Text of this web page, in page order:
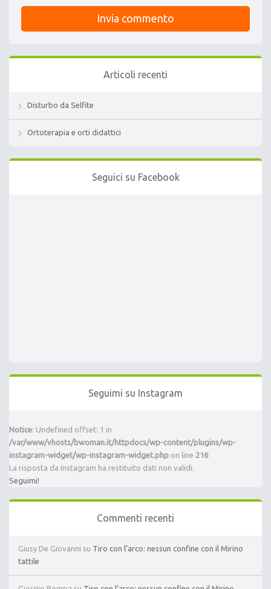
Articoli recenti
Disturbo da Selfite
Ortoterapia e orti didattici
Seguici su Facebook
Seguimi su Instagram
Notice: Undefined offset: 1 in
/var/www/vhosts/bwoman.it/httpdocs/wp-content/plugins/wp-
instagram-widget/wp-instagram-widget.php on line 216
La risposta da Instagram ha restituito dati non validi.
Seguimi!
Commenti recenti
Giusy De Giovanni su Tiro con l’arco: nessun confine con il Mirino
tattile